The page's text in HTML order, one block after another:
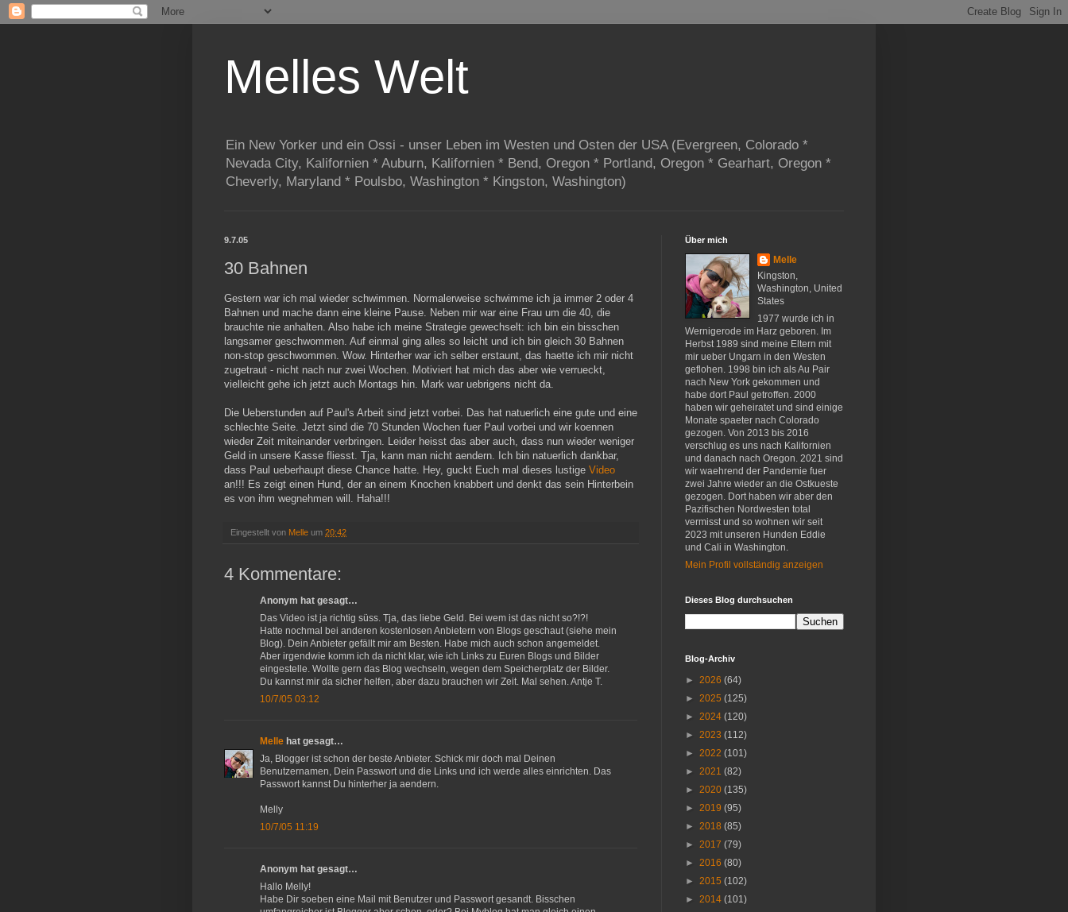
Melles Welt
Ein New Yorker und ein Ossi - unser Leben im Westen und Osten der USA (Evergreen, Colorado *
Nevada City, Kalifornien * Auburn, Kalifornien * Bend, Oregon * Portland, Oregon * Gearhart, Oregon *
Cheverly, Maryland * Poulsbo, Washington * Kingston, Washington)
9.7.05
30 Bahnen
Gestern war ich mal wieder schwimmen. Normalerweise schwimme ich ja immer 2 oder 4
Bahnen und mache dann eine kleine Pause. Neben mir war eine Frau um die 40, die
brauchte nie anhalten. Also habe ich meine Strategie gewechselt: ich bin ein bisschen
langsamer geschwommen. Auf einmal ging alles so leicht und ich bin gleich 30 Bahnen
non-stop geschwommen. Wow. Hinterher war ich selber erstaunt, das haette ich mir nicht
zugetraut - nicht nach nur zwei Wochen. Motiviert hat mich das aber wie verrueckt,
vielleicht gehe ich jetzt auch Montags hin. Mark war uebrigens nicht da.
Die Ueberstunden auf Paul's Arbeit sind jetzt vorbei. Das hat natuerlich eine gute und eine
schlechte Seite. Jetzt sind die 70 Stunden Wochen fuer Paul vorbei und wir koennen
wieder Zeit miteinander verbringen. Leider heisst das aber auch, dass nun wieder weniger
Geld in unsere Kasse fliesst. Tja, kann man nicht aendern. Ich bin natuerlich dankbar,
dass Paul ueberhaupt diese Chance hatte. Hey, guckt Euch mal dieses lustige Video
an!!! Es zeigt einen Hund, der an einem Knochen knabbert und denkt das sein Hinterbein
es von ihm wegnehmen will. Haha!!!
Eingestellt von Melle um 20:42
4 Kommentare:
Anonym hat gesagt…
Das Video ist ja richtig süss. Tja, das liebe Geld. Bei wem ist das nicht so?!?!
Hatte nochmal bei anderen kostenlosen Anbietern von Blogs geschaut (siehe mein
Blog). Dein Anbieter gefällt mir am Besten. Habe mich auch schon angemeldet.
Aber irgendwie komm ich da nicht klar, wie ich Links zu Euren Blogs und Bilder
eingestelle. Wollte gern das Blog wechseln, wegen dem Speicherplatz der Bilder.
Du kannst mir da sicher helfen, aber dazu brauchen wir Zeit. Mal sehen. Antje T.
10/7/05 03:12
Melle hat gesagt…
Ja, Blogger ist schon der beste Anbieter. Schick mir doch mal Deinen
Benutzernamen, Dein Passwort und die Links und ich werde alles einrichten. Das
Passwort kannst Du hinterher ja aendern.
Melly
10/7/05 11:19
Anonym hat gesagt…
Hallo Melly!
Habe Dir soeben eine Mail mit Benutzer und Passwort gesandt. Bisschen
Über mich
Melle
Kingston,
Washington, United
States
1977 wurde ich in
Wernigerode im Harz geboren. Im
Herbst 1989 sind meine Eltern mit
mir ueber Ungarn in den Westen
geflohen. 1998 bin ich als Au Pair
nach New York gekommen und
habe dort Paul getroffen. 2000
haben wir geheiratet und sind einige
Monate spaeter nach Colorado
gezogen. Von 2013 bis 2016
verschlug es uns nach Kalifornien
und danach nach Oregon. 2021 sind
wir waehrend der Pandemie fuer
zwei Jahre wieder an die Ostkueste
gezogen. Dort haben wir aber den
Pazifischen Nordwesten total
vermisst und so wohnen wir seit
2023 mit unseren Hunden Eddie
und Cali in Washington.
Mein Profil vollständig anzeigen
Dieses Blog durchsuchen
Blog-Archiv
► 2026 (64)
► 2025 (125)
► 2024 (120)
► 2023 (112)
► 2022 (101)
► 2021 (82)
► 2020 (135)
► 2019 (95)
► 2018 (85)
► 2017 (79)
► 2016 (80)
► 2015 (102)
► 2014 (101)